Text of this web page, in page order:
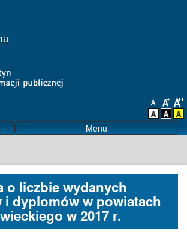
Menu
o liczbie wydanych
i dyplomów w powiatach
w 2017 r.